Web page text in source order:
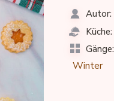
Autor:
Küche:
Gänge:
Winter